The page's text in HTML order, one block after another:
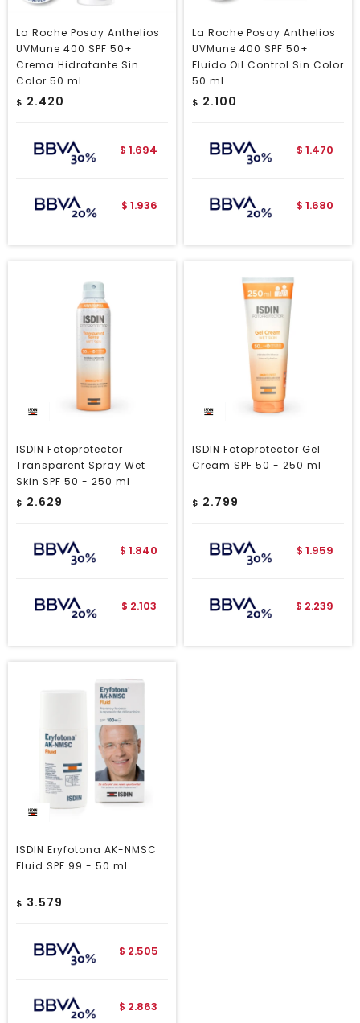
La Roche Posay Anthelios
UVMune 400 SPF 50+
Crema Hidratante Sin
Color 50 ml
$ 2.420
$ 1.694
$ 1.936
La Roche Posay Anthelios
UVMune 400 SPF 50+
Fluido Oil Control Sin Color
50 ml
$ 2.100
$ 1.470
$ 1.680
ISDIN Fotoprotector
Transparent Spray Wet
Skin SPF 50 - 250 ml
$ 2.629
$ 1.840
$ 2.103
ISDIN Fotoprotector Gel
Cream SPF 50 - 250 ml
$ 2.799
$ 1.959
$ 2.239
ISDIN Eryfotona AK-NMSC
Fluid SPF 99 - 50 ml
$ 3.579
$ 2.505
$ 2.863